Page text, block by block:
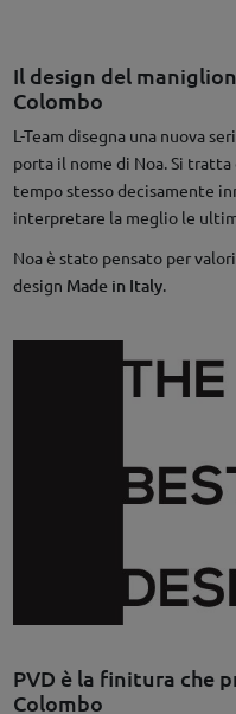
Il design del
Colombo
L-Team disegna una nuova
porta il nome di Noa. Si
tempo stesso decisamente
interpretare la meglio le
Noa è stato pensato per
design Made in Italy.
PVD è la finitura che
Colombo